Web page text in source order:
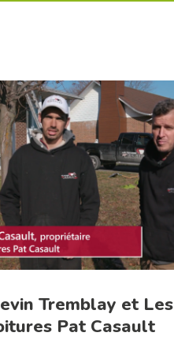
Tremblay et Les
Pat Casault